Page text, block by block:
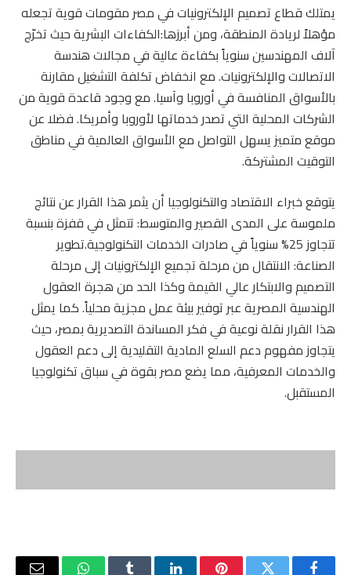
يمتلك قطاع تصميم الإلكترونيات في مصر مقومات قوية تجعله
مؤهلاً لريادة المنطقة، ومن أبرزها:الكفاءات البشرية حيث تخرّج
آلاف المهندسين سنوياً بكفاءة عالية في مجالات هندسة
الاتصالات والإلكترونيات. مع انخفاض تكلفة التشغيل مقارنة
بالأسواق المنافسة في أوروبا وآسيا. مع وجود قاعدة قوية من
الشركات المحلية التي تصدر خدماتها لأوروبا وأمريكا. فضلا عن
موقع متميز يسهل التواصل مع الأسواق العالمية في مناطق
التوقيت المشتركة.
يتوقع خبراء الاقتصاد والتكنولوجيا أن يثمر هذا القرار عن نتائج
ملموسة على المدى القصير والمتوسط: تتمثل في قفزة بنسبة
تتجاوز 25% سنوياً في صادرات الخدمات التكنولوجية.تطوير
الصناعة: الانتقال من مرحلة تجميع الإلكترونيات إلى مرحلة
التصميم والابتكار عالي القيمة وكذا الحد من هجرة العقول
الهندسية المصرية عبر توفير بيئة عمل مجزية محلياً. كما يمثل
هذا القرار نقلة نوعية في فكر المساندة التصديرية بمصر، حيث
يتجاوز مفهوم دعم السلع المادية التقليدية إلى دعم العقول
والخدمات المعرفية، مما يضع مصر بقوة في سباق تكنولوجيا
المستقبل.